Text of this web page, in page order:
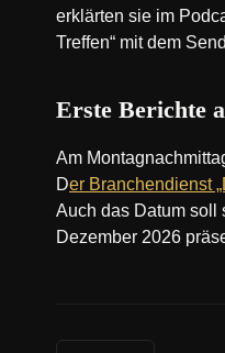
erklärten sie im
Treffen“ mit dem
Erste Berichte
Am
Der Branchendienst
Auch das Datum soll
Dezember 2026